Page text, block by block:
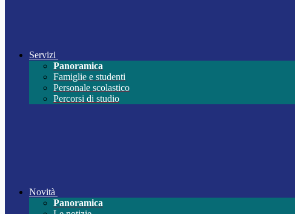
Servizi
Panoramica
Famiglie e studenti
Personale scolastico
Percorsi di studio
Novità
Panoramica